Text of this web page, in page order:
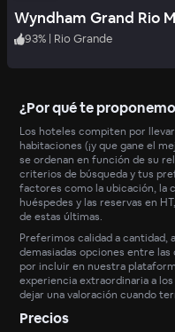
93% | Rio Grande
¿Por qué te
Los hoteles compiten por
habitaciones (¡y que gane el
se ordenan en función de su
criterios de búsqueda y tus
factores como la ubicación, la
huéspedes y las reservas en
de estas últimas.
Preferimos calidad a cantidad,
demasiadas opciones entre
por incluir en nuestra
experiencia extraordinaria a
dejar una valoración cuando
Precios